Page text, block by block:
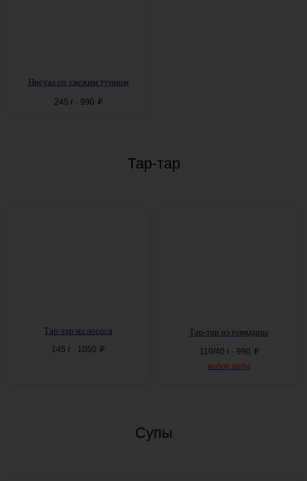
Нисуаз со свежим тунцом
245 г · 990 ₽
Тар-тар
Тар-тар из лосося
145 г · 1050 ₽
Тар-тар из говядины
110/40 г · 990 ₽
выбор шефа
Супы